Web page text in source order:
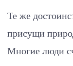
Те же
присущи
Многие люди